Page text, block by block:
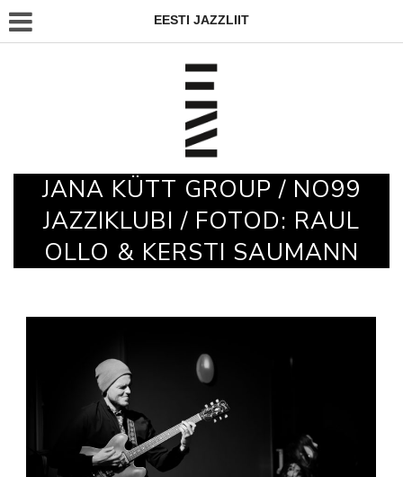
EESTI JAZZLIIT
JANA KÜTT GROUP / NO99
JAZZIKLUBI / FOTOD: RAUL
OLLO & KERSTI SAUMANN